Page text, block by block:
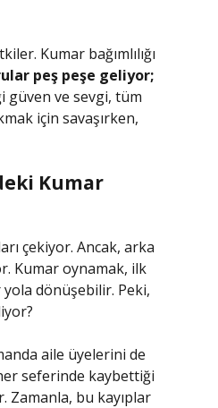
Kumar bağımlılığı
peş peşe geliyor;
ve sevgi, tüm
için savaşırken,
Kumar
çekiyor. Ancak, arka
Kumar oynamak, ilk
dönüşebilir. Peki,
aile üyelerini de
seferinde kaybettiği
Zamanla, bu kayıplar